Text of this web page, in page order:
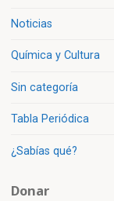
Noticias
Química y Cultura
Sin categoría
Tabla Periódica
¿Sabías qué?
Donar